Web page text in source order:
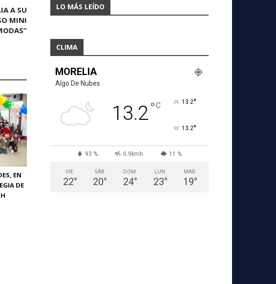
A SU
MINI
EN
DE
LO MÁS LEÍDO
CLIMA
MORELIA
Algo De Nubes
13.2°C 13.2°
13.2°
93 % 0.9kmh 11 %
VIE
22°
SÁB
20°
DOM
24°
LUN
23°
MAR
19°